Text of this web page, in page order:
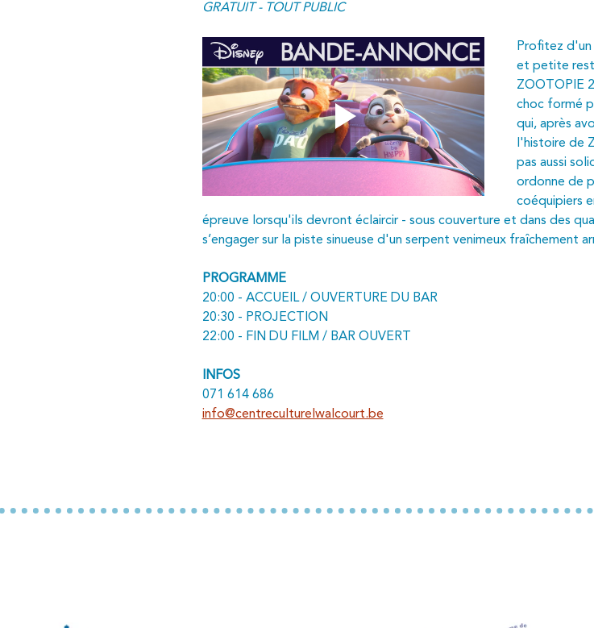
GRATUIT - TOUT PUBLIC
Profitez d'un
et petite
ZOOTOPIE
choc formé
qui, après
l'histoire de
pas aussi
ordonne de
coéquipiers
épreuve lorsqu'ils devront éclaircir - sous couverture et dans des
s’engager sur la piste sinueuse d'un serpent venimeux fraîchement
PROGRAMME
20:00 - ACCUEIL / OUVERTURE DU BAR
20:30 - PROJECTION
22:00 - FIN DU FILM / BAR OUVERT
INFOS
071 614 686
info@centreculturelwalcourt.be